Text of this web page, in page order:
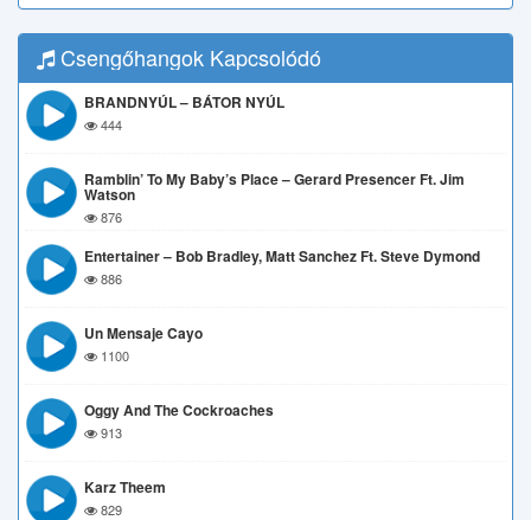
Csengőhangok Kapcsolódó
BRANDNYÚL – BÁTOR NYÚL
444
Ramblin’ To My Baby’s Place – Gerard Presencer Ft. Jim
Watson
876
Entertainer – Bob Bradley, Matt Sanchez Ft. Steve Dymond
886
Un Mensaje Cayo
1100
Oggy And The Cockroaches
913
Karz Theem
829